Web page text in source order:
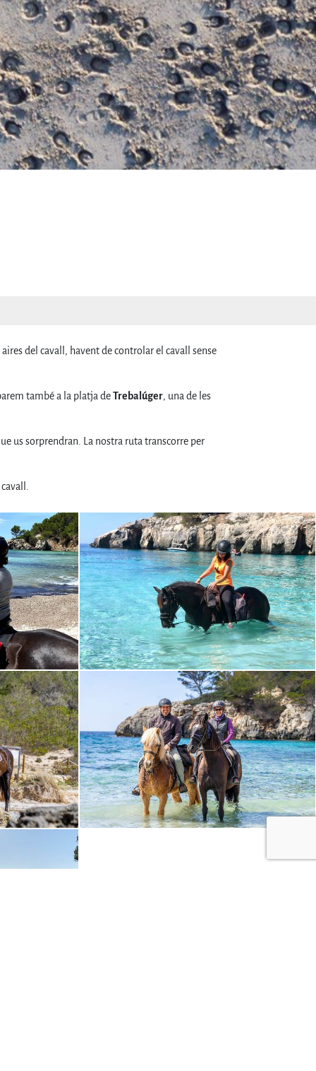
del cavall, havent de controlar el cavall sense
també a la platja deTrebalúger, una de les
us sorprendran. La nostra ruta transcorre per